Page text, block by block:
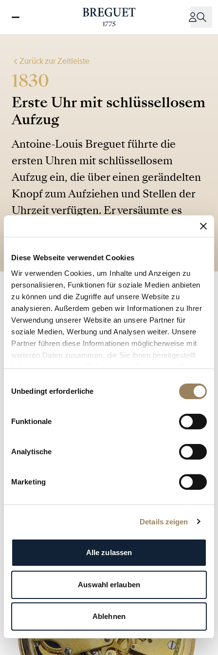
Diese Webseite verwendet Cookies
Wir verwenden Cookies, um Inhalte und Anzeigen zu
personalisieren, Funktionen für soziale Medien anbieten
zu können und die Zugriffe auf unsere Website zu
analysieren. Außerdem geben wir Informationen zu Ihrer
Verwendung unserer Website an unsere Partner für
soziale Medien, Werbung und Analysen weiter. Unsere
Partner führen diese Informationen möglicherweise mit
weiteren Daten zusammen, die Sie ihnen bereitgestellt
haben oder die sie im Rahmen Ihrer Nutzung der Dienste
Unbedingt erforderliche
Funktionale
Analytische
Marketing
Details zeigen
Alle zulassen
Auswahl erlauben
Ablehnen
zum
Zurück zur Zeitleiste
1830
Erste Uhr mit schlüssellosem
Aufzug
Antoine-Louis Breguet führte die
ersten Uhren mit schlüssellosem
Aufzug ein, die über einen gerändelten
Knopf zum Aufziehen und Stellen der
Uhrzeit verfügten. Er versäumte es
Die ersten Uhren, die mit einer Aufzugskrone
ausgestattet waren, hatte Antoine-Louis Breguet
hergestellt. Am 30. Dezember 1830 verkaufte Breguet
dem Comte Charles de L’Espine die Uhr Nr. 4952,
ausgestattet mit einem gerändelten Knopf im
Aufzugskrone geboren. Breguets Sohn ließ sich diesen
revolutionären Mechanismus damals nicht patentieren.
Breguet Uhr mit Achtelstundenrepetition Nr. 4288, eine
der allerersten Uhren mit einer Aufzugskrone (oder ohne
am 31. Oktober 1836 an Herrn Theodor Jermolow